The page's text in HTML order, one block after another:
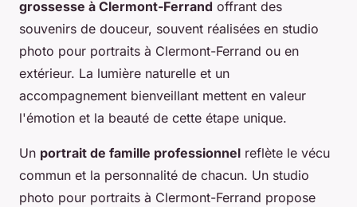
grossesse à Clermont-Ferrand offrant des
souvenirs de douceur, souvent réalisées en studio
photo pour portraits à Clermont-Ferrand ou en
extérieur. La lumière naturelle et un
accompagnement bienveillant mettent en valeur
l'émotion et la beauté de cette étape unique.
Un portrait de famille professionnel reflète le vécu
commun et la personnalité de chacun. Un studio
photo pour portraits à Clermont-Ferrand propose